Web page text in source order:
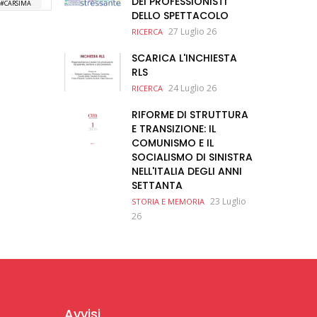
CARSIMA
DELLO SPETTACOLO
RICERCA 27 Luglio 26
SCARICA L'INCHIESTA
RLS
RICERCA 24 Luglio 26
RIFORME DI STRUTTURA
E TRANSIZIONE: IL
COMUNISMO E IL
SOCIALISMO DI SINISTRA
NELL'ITALIA DEGLI ANNI
SETTANTA
STORIA E MEMORIA 23 Luglio
26